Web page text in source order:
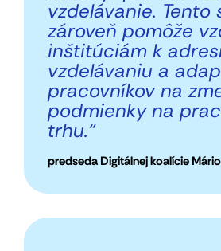
vzdelávanie. Tento
zároveň pomôže
inštitúciám k
vzdelávaniu a
pracovníkov na
podmienky na
trhu.“
predseda Digitálnej koalície